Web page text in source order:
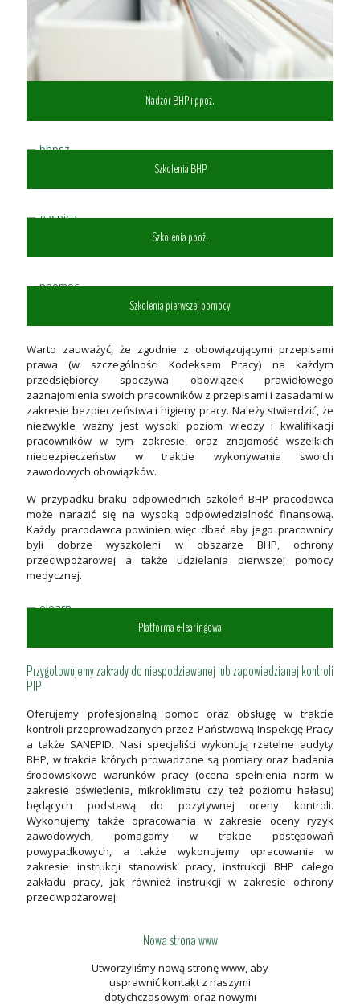
Nadzór BHP i ppoż.
Szkolenia BHP
Szkolenia ppoż.
Szkolenia pierwszej pomocy
Warto zauważyć, że zgodnie z obowiązującymi przepisami
prawa (w szczególności Kodeksem Pracy) na każdym
przedsiębiorcy spoczywa obowiązek prawidłowego
zaznajomienia swoich pracowników z przepisami i zasadami w
zakresie bezpieczeństwa i higieny pracy. Należy stwierdzić, że
niezwykle ważny jest wysoki poziom wiedzy i kwalifikacji
pracowników w tym zakresie, oraz znajomość wszelkich
niebezpieczeństw w trakcie wykonywania swoich
zawodowych obowiązków.
W przypadku braku odpowiednich szkoleń BHP pracodawca
może narazić się na wysoką odpowiedzialność finansową.
Każdy pracodawca powinien więc dbać aby jego pracownicy
byli dobrze wyszkoleni w obszarze BHP, ochrony
przeciwpożarowej a także udzielania pierwszej pomocy
medycznej.
Platforma e-learingowa
Przygotowujemy zakłady do niespodziewanej lub zapowiedzianej kontroli
PIP
Oferujemy profesjonalną pomoc oraz obsługę w trakcie
kontroli przeprowadzanych przez Państwową Inspekcję Pracy
a także SANEPID. Nasi specjaliści wykonują rzetelne audyty
BHP, w trakcie których prowadzone są pomiary oraz badania
środowiskowe warunków pracy (ocena spełnienia norm w
zakresie oświetlenia, mikroklimatu czy też poziomu hałasu)
będących podstawą do pozytywnej oceny kontroli.
Wykonujemy także opracowania w zakresie oceny ryzyk
zawodowych, pomagamy w trakcie postępowań
powypadkowych, a także wykonujemy opracowania w
zakresie instrukcji stanowisk pracy, instrukcji BHP całego
zakładu pracy, jak również instrukcji w zakresie ochrony
przeciwpożarowej.
Nowa strona www
Utworzyliśmy nową stronę www, aby
usprawnić kontakt z naszymi
dotychczasowymi oraz nowymi